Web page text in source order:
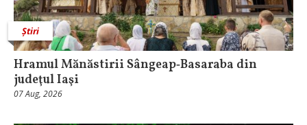
Știri
Hramul Mănăstirii Sângeap‑Basaraba din
judeţul Iaşi
07 Aug, 2026